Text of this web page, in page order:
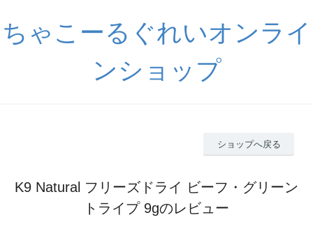
ちゃこーるぐれいオンライ
ンショップ
ショップへ戻る
K9 Natural フリーズドライ ビーフ・グリーン
トライプ 9gのレビュー